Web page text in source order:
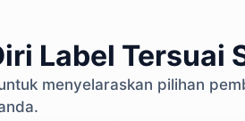
Label Tersuai
menyelaraskan pilihan